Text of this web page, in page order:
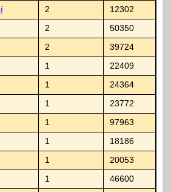
2 12302
2 50350
2 39724
1 22409
1 24364
1 23772
1 97963
1 18186
1 20053
1 46600